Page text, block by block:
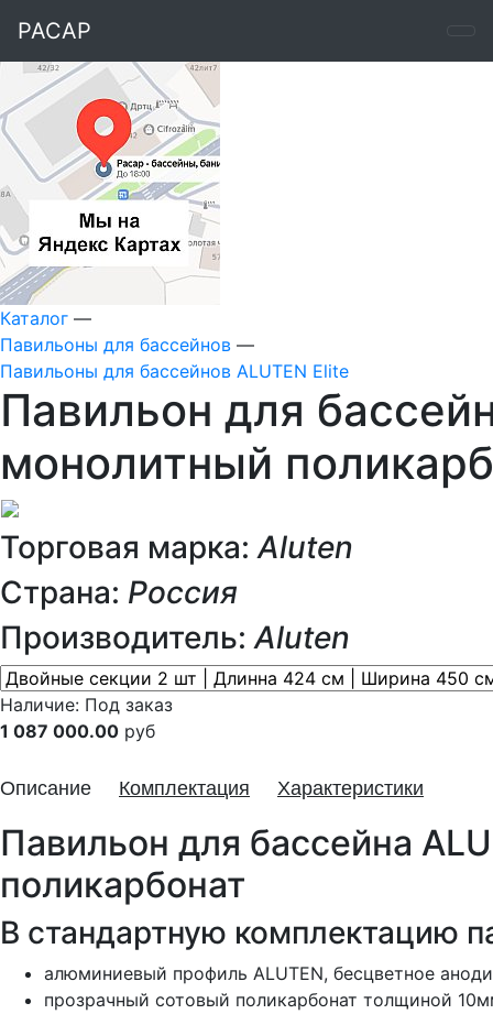
РАСАР
Каталог —
Павильоны для бассейнов —
Павильоны для бассейнов ALUTEN Elite
Павильон для
монолитный
Торговая марка:Aluten
Страна: Россия
Производитель:Aluten
Наличие: Под заказ
1 087 000.00 руб
Описание Комплектация Характеристики
Павильон для бассейна
поликарбонат
В стандартную комплектацию
алюминиевый профиль ALUTEN, бесцветное
прозрачный сотовый поликарбонат толщиной